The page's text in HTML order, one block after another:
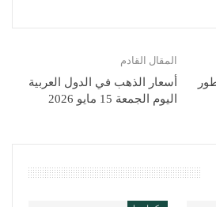
المقال القادم
أسعار الذهب في الدول العربية
اليوم الجمعة 15 مايو 2026